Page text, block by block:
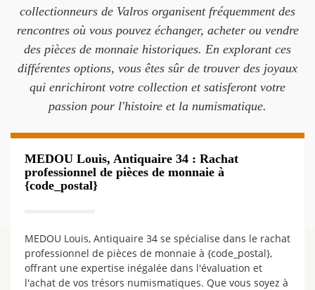
collectionneurs de Valros organisent fréquemment des
rencontres où vous pouvez échanger, acheter ou vendre
des pièces de monnaie historiques. En explorant ces
différentes options, vous êtes sûr de trouver des joyaux
qui enrichiront votre collection et satisferont votre
passion pour l'histoire et la numismatique.
MEDOU Louis, Antiquaire 34 : Rachat
professionnel de pièces de monnaie à
{code_postal}
MEDOU Louis, Antiquaire 34 se spécialise dans le rachat
professionnel de pièces de monnaie à {code_postal},
offrant une expertise inégalée dans l'évaluation et
l'achat de vos trésors numismatiques. Que vous soyez à